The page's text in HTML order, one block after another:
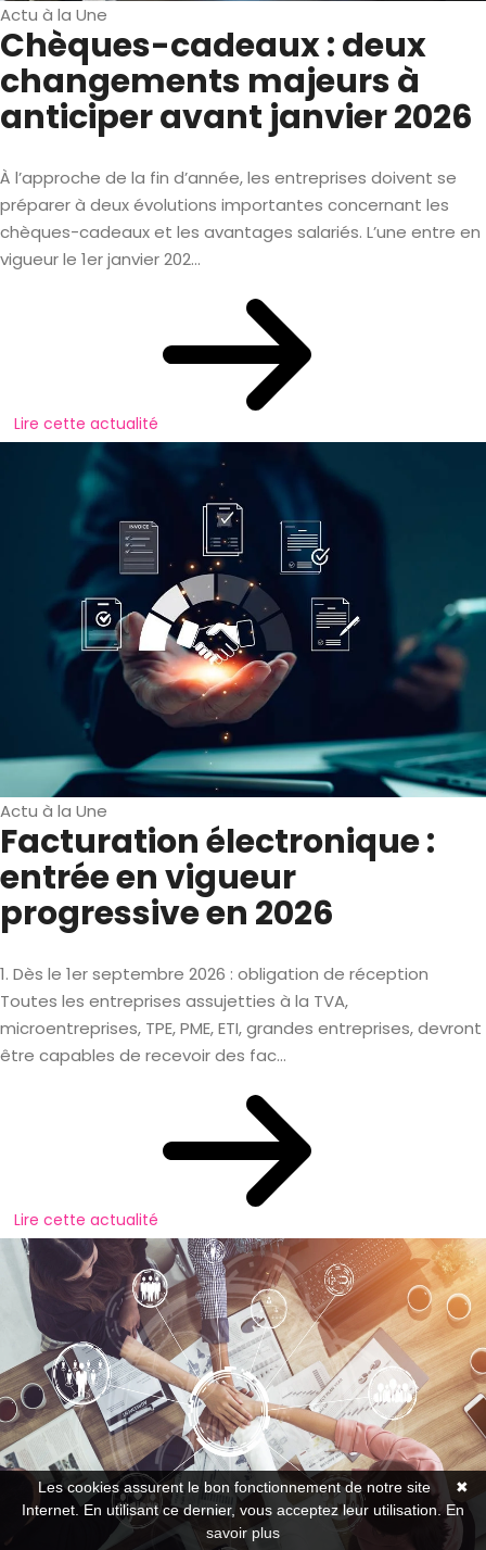
Actu à la Une
Chèques-cadeaux : deux
changements majeurs à
anticiper avant janvier 2026
À l’approche de la fin d’année, les entreprises doivent se
préparer à deux évolutions importantes concernant les
chèques-cadeaux et les avantages salariés. L’une entre en
vigueur le 1er janvier 202...
Lire cette actualité
Actu à la Une
Facturation électronique :
entrée en vigueur
progressive en 2026
1. Dès le 1er septembre 2026 : obligation de réception
Toutes les entreprises assujetties à la TVA,
microentreprises, TPE, PME, ETI, grandes entreprises, devront
être capables de recevoir des fac...
Lire cette actualité
✖
Les cookies assurent le bon fonctionnement de notre site
Internet. En utilisant ce dernier, vous acceptez leur utilisation. En
savoir plus